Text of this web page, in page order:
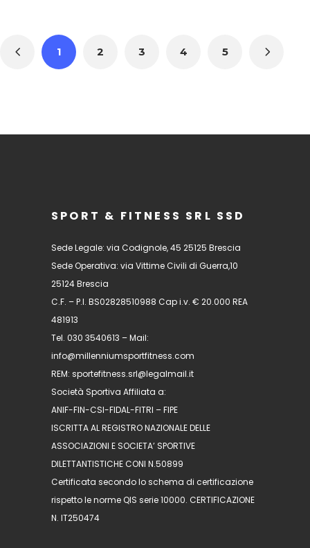
1 2 3 4 5
SPORT & FITNESS SRL SSD
Sede Legale: via Codignole, 45 25125 Brescia
Sede Operativa: via Vittime Civili di Guerra,10
25124 Brescia
C.F. – P.I. BS02828510988 Cap i.v. € 20.000 REA
481913
Tel. 030 3540613 – Mail:
info@millenniumsportfitness.com
REM: sportefitness.srl@legalmail.it
Società Sportiva Affiliata a:
ANIF-FIN-CSI-FIDAL-FITRI – FIPE
ISCRITTA AL REGISTRO NAZIONALE DELLE
ASSOCIAZIONI E SOCIETA’ SPORTIVE
DILETTANTISTICHE CONI N.50899
Certificata secondo lo schema di certificazione
rispetto le norme QIS serie 10000. CERTIFICAZIONE
N. IT250474